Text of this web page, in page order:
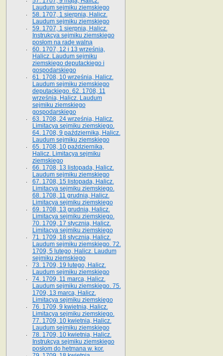
Laudum sejmiku ziemskiego
58. 1707, 1 sierpnia, Halicz.
Laudum sejmiku ziemskiego
59. 1707, 1 sierpnia, Halicz.
Instrukcya sejmiku ziemskiego
posłom na radę walną
60. 1707, 12 i 13 września,
Halicz. Laudum sejmiku
ziemskiego deputackiego i
gospodarskiego
61. 1708, 10 września, Halicz.
Laudum sejmiku ziemskiego
deputackiego. 62. 1708, 11
września, Halicz. Laudum
sejmiku ziemskiego
gospodarskiego
63. 1708, 24 września, Halicz.
Limitacya sejmiku ziemskiego.
64. 1708, 9 października, Halicz.
Laudum sejmiku ziemskiego
65­. 1708, 10 października,
Halicz. Limitacya sejmiku
ziemskiego
66. 1708, 13 listopada, Halicz.
Laudum sejmiku ziemskiego
67. 1708, 15 listopada, Halicz.
Limitacya sejmiku ziemskiego.
68. 1708, 11 grudnia, Halicz.
Limitacya sejmiku ziemskiego
69. 1708, 13 grudnia, Halicz.
Limitacya sejmiku ziemskiego.
70. 1709, 17 stycznia, Halicz.
Limitacya sejmiku ziemskiego
71. 1709, 18 stycznia, Halicz.
Laudum sejmiku ziemskiego. 72.
1709, 5 lutego, Halicz. Laudum
sejmiku ziemskiego
73. 1709, 19 lutego, Halicz.
Laudum sejmiku ziemskiego
74. 1709, 11 marca, Halicz.
Laudum sejmiku ziemskiego. 75.
1709, 13 marca, Halicz.
Limitacya sejmiku ziemskiego
76. 1709, 9 kwietnia, Halicz.
Limitacya sejmiku ziemskiego.
77. 1709, 10 kwietnia, Halicz.
Laudum sejmiku ziemskiego
78. 1709, 10 kwietnia, Halicz.
Instrukcya sejmiku ziemskiego
posłom do hetmana w. kor.